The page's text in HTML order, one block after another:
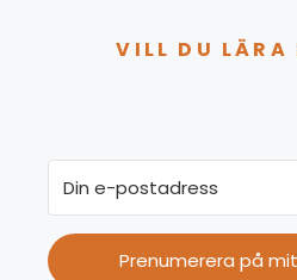
VILL DU LÄRA
Prenumerera på